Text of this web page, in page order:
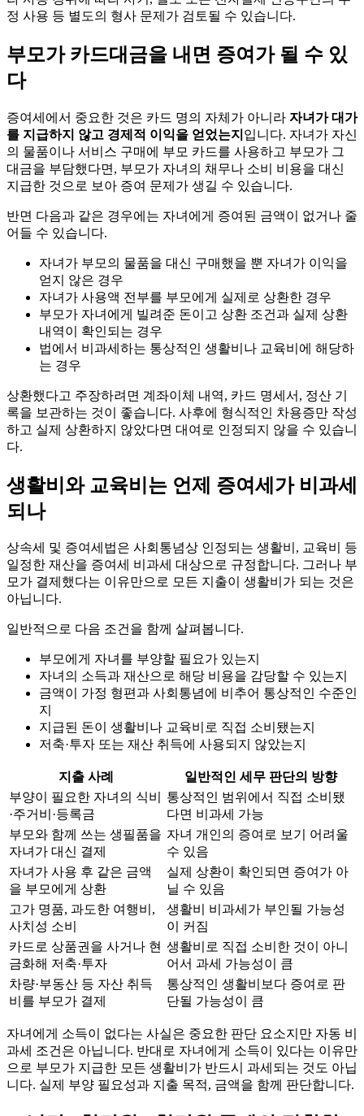
정 사용 등 별도의 형사 문제가 검토될 수 있습니다.
부모가 카드대금을 내면 증여가 될 수 있
다
증여세에서 중요한 것은 카드 명의 자체가 아니라 자녀가 대가
를 지급하지 않고 경제적 이익을 얻었는지 입니다. 자녀가 자신
의 물품이나 서비스 구매에 부모 카드를 사용하고 부모가 그
대금을 부담했다면, 부모가 자녀의 채무나 소비 비용을 대신
지급한 것으로 보아 증여 문제가 생길 수 있습니다.
반면 다음과 같은 경우에는 자녀에게 증여된 금액이 없거나 줄
어들 수 있습니다.
자녀가 부모의 물품을 대신 구매했을 뿐 자녀가 이익을
얻지 않은 경우
자녀가 사용액 전부를 부모에게 실제로 상환한 경우
부모가 자녀에게 빌려준 돈이고 상환 조건과 실제 상환
내역이 확인되는 경우
법에서 비과세하는 통상적인 생활비나 교육비에 해당하
는 경우
상환했다고 주장하려면 계좌이체 내역, 카드 명세서, 정산 기
록을 보관하는 것이 좋습니다. 사후에 형식적인 차용증만 작성
하고 실제 상환하지 않았다면 대여로 인정되지 않을 수 있습니
다.
생활비와 교육비는 언제 증여세가 비과세
되나
상속세 및 증여세법은 사회통념상 인정되는 생활비, 교육비 등
일정한 재산을 증여세 비과세 대상으로 규정합니다. 그러나 부
모가 결제했다는 이유만으로 모든 지출이 생활비가 되는 것은
아닙니다.
일반적으로 다음 조건을 함께 살펴봅니다.
부모에게 자녀를 부양할 필요가 있는지
자녀의 소득과 재산으로 해당 비용을 감당할 수 있는지
금액이 가정 형편과 사회통념에 비추어 통상적인 수준인
지
지급된 돈이 생활비나 교육비로 직접 소비됐는지
저축·투자 또는 재산 취득에 사용되지 않았는지
지출 사례
일반적인 세무 판단의 방향
부양이 필요한 자녀의 식비
·주거비·등록금
통상적인 범위에서 직접 소비됐
다면 비과세 가능
부모와 함께 쓰는 생필품을
자녀가 대신 결제
자녀 개인의 증여로 보기 어려울
수 있음
자녀가 사용 후 같은 금액
을 부모에게 상환
실제 상환이 확인되면 증여가 아
닐 수 있음
고가 명품, 과도한 여행비,
사치성 소비
생활비 비과세가 부인될 가능성
이 커짐
카드로 상품권을 사거나 현
금화해 저축·투자
생활비로 직접 소비한 것이 아니
어서 과세 가능성이 큼
차량·부동산 등 자산 취득
비를 부모가 결제
통상적인 생활비보다 증여로 판
단될 가능성이 큼
자녀에게 소득이 없다는 사실은 중요한 판단 요소지만 자동 비
과세 조건은 아닙니다. 반대로 자녀에게 소득이 있다는 이유만
으로 부모가 지급한 모든 생활비가 반드시 과세되는 것도 아닙
니다. 실제 부양 필요성과 지출 목적, 금액을 함께 판단합니다.